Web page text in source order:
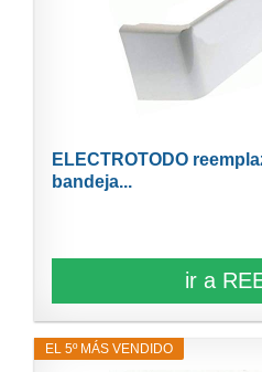
ELECTROTODO
bandeja...
ir a
EL 5º MÁS VENDIDO